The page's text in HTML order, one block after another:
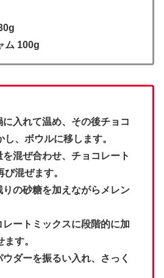
ム 100g
入れて温め、その後チョコ
、ボウルに移します。
混ぜ合わせ、チョコレート
混ぜます。
の砂糖を加えながらメレン
ートミックスに段階的に加
す。
ダーを振るい入れ、さっく